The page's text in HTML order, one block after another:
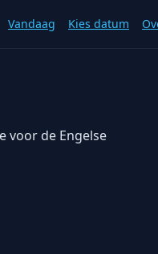
Vandaag Kies datum
voor de Engelse